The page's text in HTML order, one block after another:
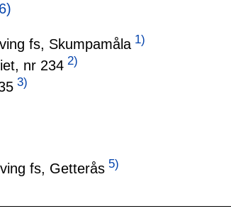
fs, Skumpamåla 1)
nr 234 2)
3)
fs, Getterås 5)